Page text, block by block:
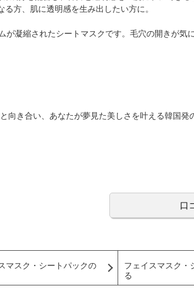
方、肌に透明感を生み出したい方に。
が凝縮されたシートマスクです。 毛穴の開きが気
き合い、あなたが夢見た美しさを叶える韓国発
口
マスク・シートパックの
フェイスマスク・
る